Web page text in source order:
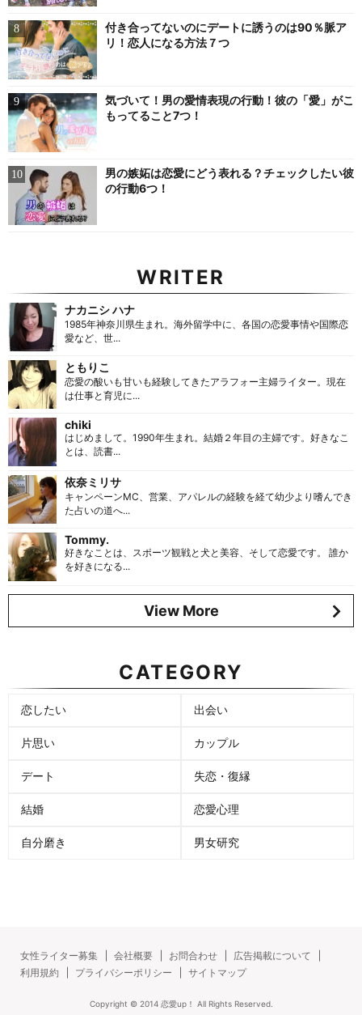
付き合ってないのにデートに誘うのは90％脈ア
リ！恋人になる方法７つ
気づいて！男の愛情表現の行動！彼の「愛」がこ
もってること7つ！
男の嫉妬は恋愛にどう表れる？チェックしたい彼
の行動6つ！
WRITER
ナカニシ ハナ
1985年神奈川県生まれ。海外留学中に、各国の恋愛事情や国際恋
愛など、世...
ともりこ
恋愛の酸いも甘いも経験してきたアラフォー主婦ライター。現在
は仕事と育児に...
chiki
はじめまして。1990年生まれ。結婚２年目の主婦です。好きなこ
とは、読書...
依奈ミリサ
キャンペーンMC、営業、アパレルの経験を経て幼少より嗜んでき
た占いの道へ...
Tommy.
好きなことは、スポーツ観戦と犬と美容、そして恋愛です。 誰か
を好きになる...
View More
CATEGORY
恋したい 出会い
片思い カップル
デート 失恋・復縁
結婚 恋愛心理
自分磨き 男女研究
女性ライター募集 会社概要 お問合わせ
広告掲載について
利用規約
プライバシーポリシー サイトマップ
Copyright © 2014 恋愛up！ All Rights Reserved.